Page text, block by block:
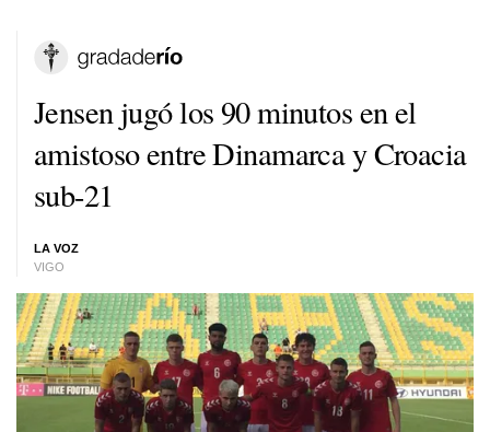
Jensen jugó los 90 minutos en el
amistoso entre Dinamarca y Croacia
sub-21
LA VOZ
VIGO